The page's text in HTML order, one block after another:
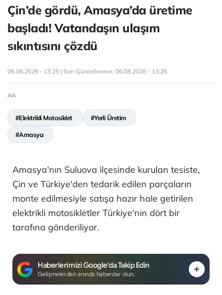
Çin’de gördü, Amasya’da üretime
başladı! Vatandaşın ulaşım
sıkıntısını çözdü
06.08.2026 - 13:25 | Son Güncellenme: 06.08.2026 - 13:26
AA
#Elektrikli Motosiklet #Yerli Üretim
#Amasya
Amasya'nın Suluova ilçesinde kurulan tesiste,
Çin ve Türkiye'den tedarik edilen parçaların
monte edilmesiyle satışa hazır hale getirilen
elektrikli motosikletler Türkiye'nin dört bir
tarafına gönderiliyor.
Haberlerimizi Google'da Takip Edin
Gelişmelerden anında haberdar olun.